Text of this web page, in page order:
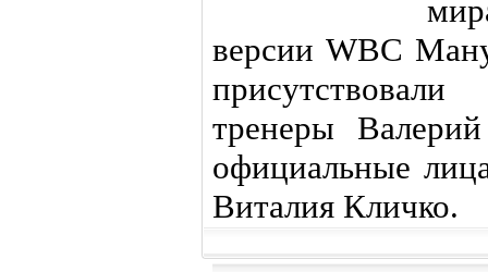
версии WBC
тренеры
официальные
Виталия Кличко.